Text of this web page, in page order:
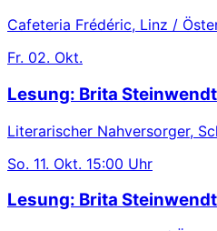
Cafeteria Frédéric, Linz /
Fr. 02. Okt.
Lesung: Brita
Literarischer Nahversorger,
So. 11. Okt. 15:00 Uhr
Lesung: Brita